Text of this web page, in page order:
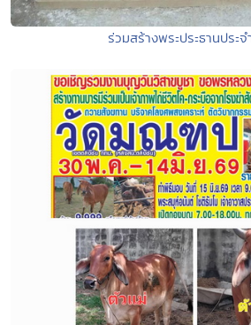
ร่วมสร้างพระประธานประจ